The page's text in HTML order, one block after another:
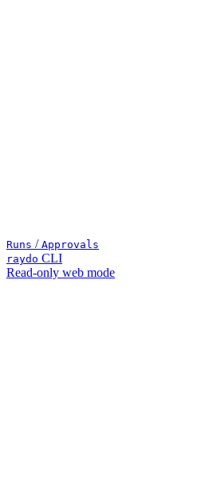
Runs / Approvals
raydo CLI
Read-only web mode